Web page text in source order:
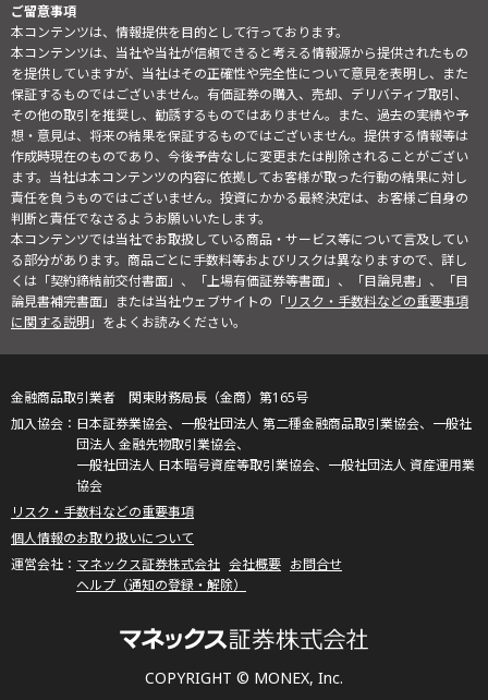
ご留意事項
本コンテンツは、情報提供を目的として行っております。
本コンテンツは、当社や当社が信頼できると考える情報源から提供されたもの
を提供していますが、当社はその正確性や完全性について意見を表明し、また
保証するものではございません。有価証券の購入、売却、デリバティブ取引、
その他の取引を推奨し、勧誘するものではありません。また、過去の実績や予
想・意見は、将来の結果を保証するものではございません。提供する情報等は
作成時現在のものであり、今後予告なしに変更または削除されることがござい
ます。当社は本コンテンツの内容に依拠してお客様が取った行動の結果に対し
責任を負うものではございません。投資にかかる最終決定は、お客様ご自身の
判断と責任でなさるようお願いいたします。
本コンテンツでは当社でお取扱している商品・サービス等について言及してい
る部分があります。商品ごとに手数料等およびリスクは異なりますので、詳し
くは「契約締結前交付書面」、「上場有価証券等書面」、「目論見書」、「目
論見書補完書面」または当社ウェブサイトの「リスク・手数料などの重要事項
に関する説明」をよくお読みください。
COPYRIGHT © MONEX, Inc.
金融商品取引業者 関東財務局長（金商）第165号
日本証券業協会、一般社団法人 第二種金融商品取引業協会、一般社
団法人 金融先物取引業協会、
一般社団法人 日本暗号資産等取引業協会、一般社団法人 資産運用業
協会
リスク・手数料などの重要事項
個人情報のお取り扱いについて
マネックス証券株式会社 会社概要 お問合せ
ヘルプ（通知の登録・解除）